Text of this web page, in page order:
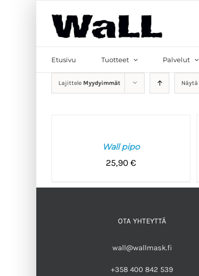
Etsi
Etusivu Tuotteet Palvelut
Lajittele Myydyimmät Näytä
Wall pipo
25,90€
OTA YHTEYTTÄ
wall@wallmask.fi
+358 400 842 539